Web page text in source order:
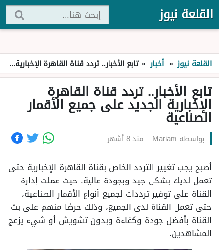
القلعة نيوز
القلعة نيوز » أخبار » تابع الأخبار.. تردد قناة القاهرة الإخبارية الجديد على جميع الأقمار الصناعية
تابع الأخبار.. تردد قناة القاهرة
الإخبارية الجديد على جميع الأقمار
الصناعية
بواسطة Mariam
– منذ 8 أشهر
أصبح يجب تغيير التردد الخاص بقناة القاهرة الإخبارية حتى
تعمل لديك بشكل جيد وبجودة عالية، حيث عملت إدارة
القناة على توفير ترددات لجميع أنواع الأقمار الصناعية،
حتى تعمل القناة لدى الجميع، وذلك حرصًا منهم على بث
القناة بأفضل جودة وكفاءة وبدون تشويش أو شيء يزعج
المشاهدين.